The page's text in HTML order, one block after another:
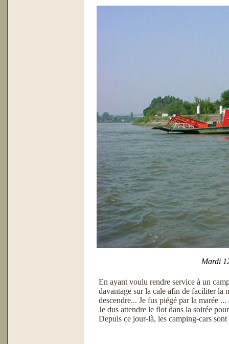
Mardi
En ayant voulu rendre service à un
davantage sur la cale afin de faciliter la
descendre... Je fus piégé par la marée
Je dus attendre le flot dans la soirée
Depuis ce jour-là, les camping-cars sont